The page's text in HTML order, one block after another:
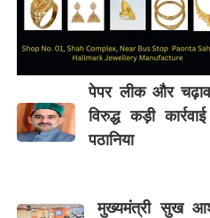
पेपर लीक और
विरुद्ध कड़ी
पठानिया
मुख्यमंत्री सुख